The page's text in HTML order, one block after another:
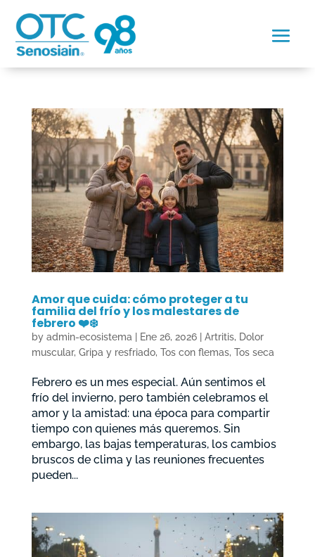
Amor que cuida: cómo proteger a tu
familia del frío y los malestares de
febrero ❤️❄️
by admin-ecosistema Ene 26, 2026| Artritis, Dolor
muscular, Gripa y resfriado, Tos con flemas, Tos seca
Febrero es un mes especial. Aún sentimos el
frío del invierno, pero también celebramos el
amor y la amistad: una época para compartir
tiempo con quienes más queremos. Sin
embargo, las bajas temperaturas, los cambios
bruscos de clima y las reuniones frecuentes
pueden...